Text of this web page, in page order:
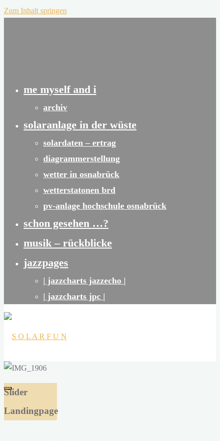
Zum Inhalt springen
me myself and i
archiv
solaranlage in der wüste
solardaten – ertrag
diagrammerstellung
wetter in osnabrück
wetterstatonen brd
pv-anlage hochschule osnabrück
schon gesehen …?
musik – rückblicke
jazzpages
| jazzcharts jazzecho |
| jazzcharts jpc |
S
O
L
Slider
Landingpage